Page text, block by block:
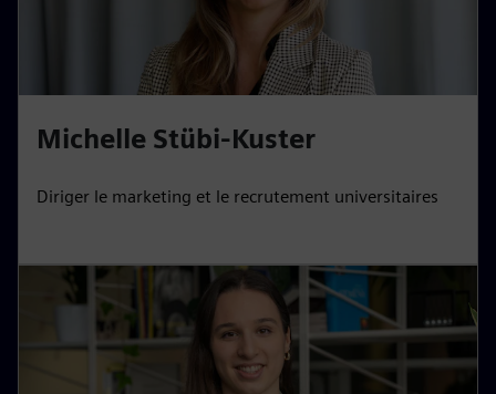
Michelle Stübi-Kuster
Diriger le marketing et le recrutement universitaires